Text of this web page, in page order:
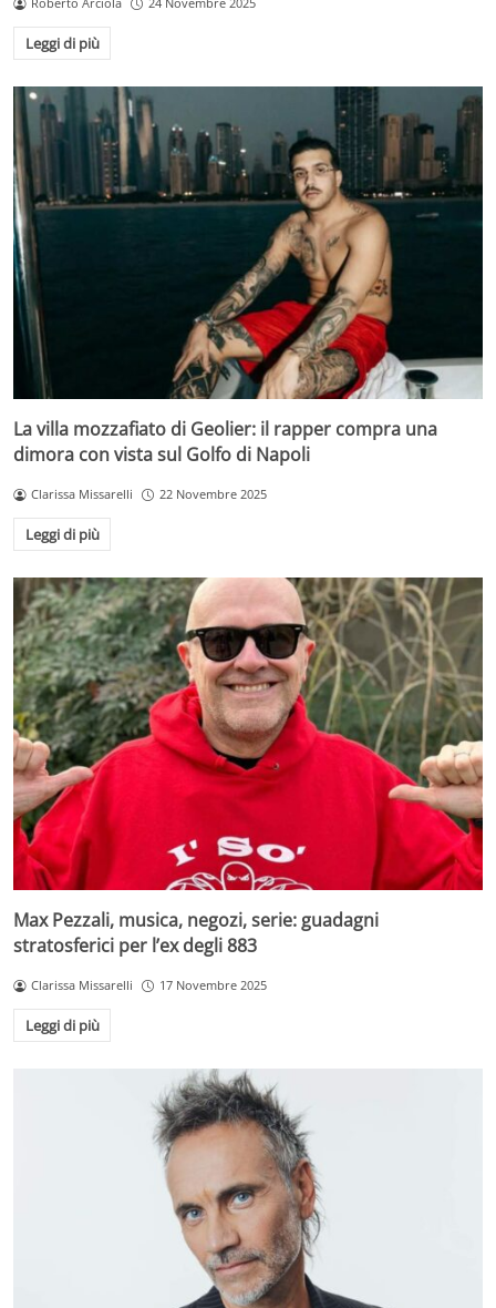
Leggi di più
La villa mozzafiato di Geolier: il rapper compra una
dimora con vista sul Golfo di Napoli
Clarissa Missarelli 22 Novembre 2025
Leggi di più
Max Pezzali, musica, negozi, serie: guadagni
stratosferici per l’ex degli 883
Clarissa Missarelli 17 Novembre 2025
Leggi di più